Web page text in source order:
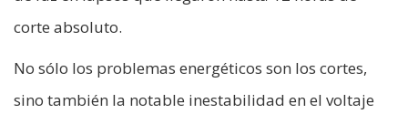
corte absoluto.
No sólo los problemas energéticos son los cortes,
sino también la notable inestabilidad en el voltaje